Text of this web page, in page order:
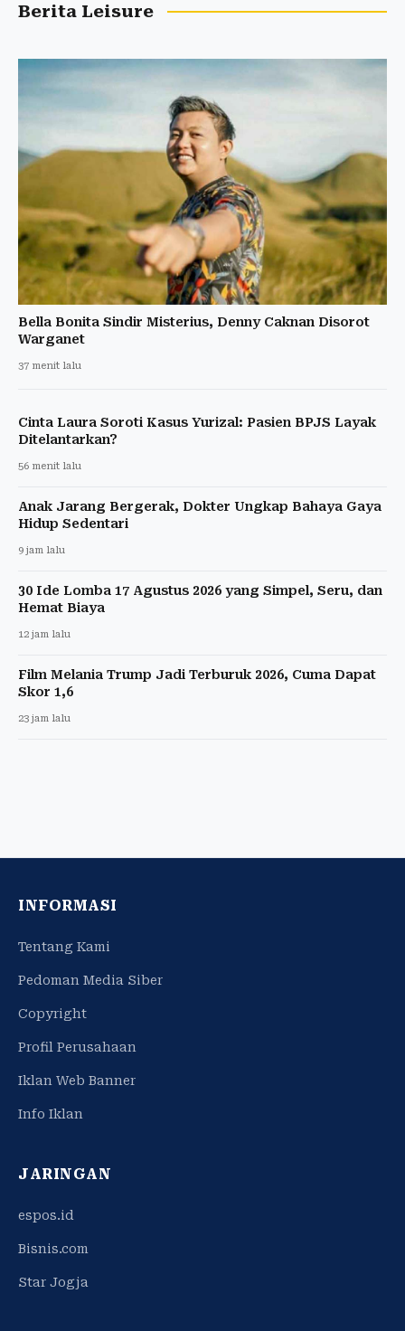
Berita Leisure
Bella Bonita Sindir Misterius, Denny Caknan Disorot
Warganet
37 menit lalu
Cinta Laura Soroti Kasus Yurizal: Pasien BPJS Layak
Ditelantarkan?
56 menit lalu
Anak Jarang Bergerak, Dokter Ungkap Bahaya Gaya
Hidup Sedentari
9 jam lalu
30 Ide Lomba 17 Agustus 2026 yang Simpel, Seru, dan
Hemat Biaya
12 jam lalu
Film Melania Trump Jadi Terburuk 2026, Cuma Dapat
Skor 1,6
23 jam lalu
INFORMASI
Tentang Kami
Pedoman Media Siber
Copyright
Profil Perusahaan
Iklan Web Banner
Info Iklan
JARINGAN
espos.id
Bisnis.com
Star Jogja